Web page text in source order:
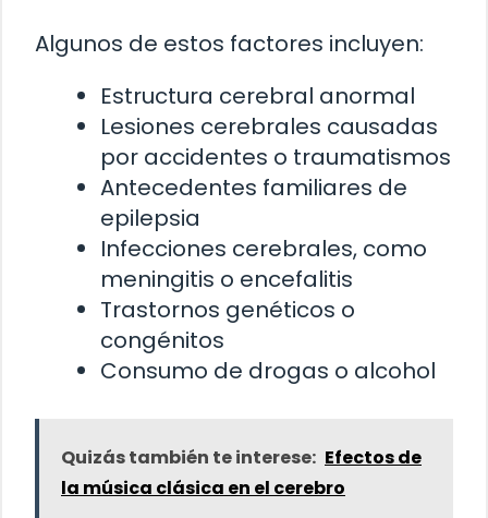
Algunos de estos factores incluyen:
Estructura cerebral anormal
Lesiones cerebrales causadas
por accidentes o traumatismos
Antecedentes familiares de
epilepsia
Infecciones cerebrales, como
meningitis o encefalitis
Trastornos genéticos o
congénitos
Consumo de drogas o alcohol
Quizás también te interese: Efectos de
la música clásica en el cerebro